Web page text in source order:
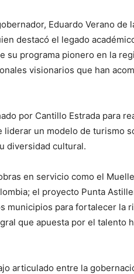
Eduardo Verano de
destacó el legado
su programa pionero en la
visionarios que han
por Cantillo Estrada para
liderar un modelo de turismo
diversidad cultural.
en servicio como el
el proyecto Punta
municipios para fortalecer la
que apuesta por el talento
articulado entre la